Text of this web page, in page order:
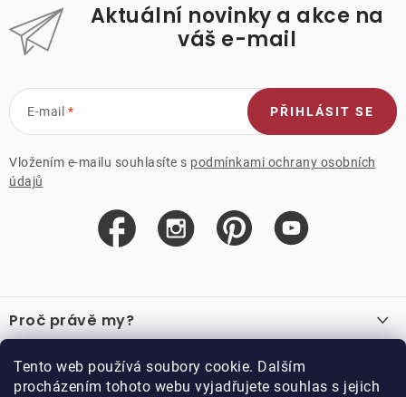
Tento web používá soubory cookie. Dalším
procházením tohoto webu vyjadřujete souhlas s jejich
Aktuální novinky a akce na
váš e-mail
E-mail
Vložením e-mailu souhlasíte s podmínkami ochrany osobních
údajů
PŘIHLÁSIT SE
á
p
a
Proč právě my?
Recenze
Důležité odkazy